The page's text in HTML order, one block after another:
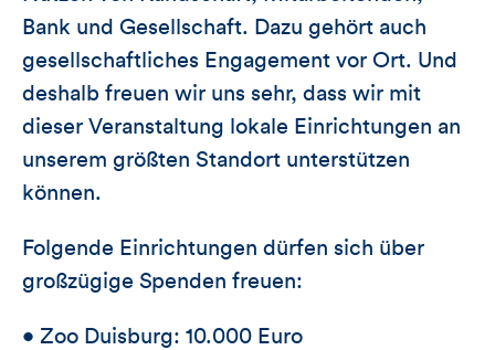
Bank und Gesellschaft. Dazu gehört auch
gesellschaftliches Engagement vor Ort. Und
deshalb freuen wir uns sehr, dass wir mit
dieser Veranstaltung lokale Einrichtungen an
unserem größten Standort unterstützen
können.
Folgende Einrichtungen dürfen sich über
großzügige Spenden freuen:
• Zoo Duisburg: 10.000 Euro